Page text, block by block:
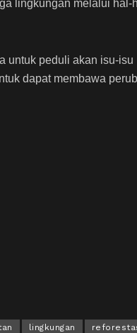
lingkungan melalui hal-
untuk peduli akan isu-isu
dapat membawa
lingkungan